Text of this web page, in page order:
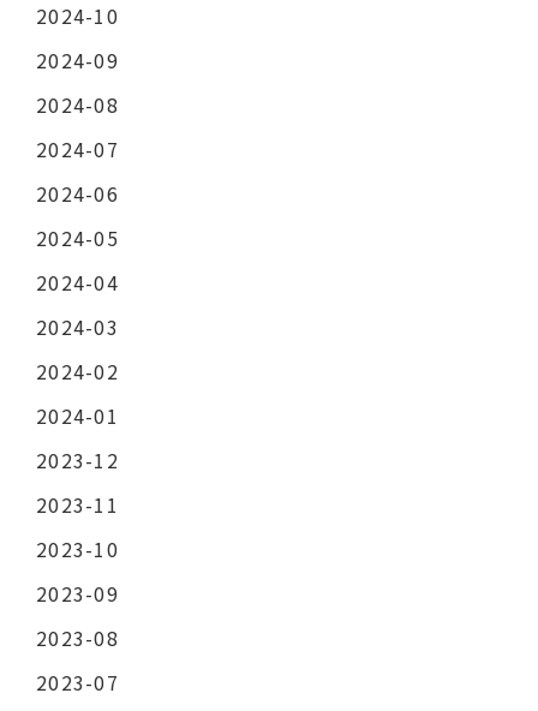
2024-10
2024-09
2024-08
2024-07
2024-06
2024-05
2024-04
2024-03
2024-02
2024-01
2023-12
2023-11
2023-10
2023-09
2023-08
2023-07